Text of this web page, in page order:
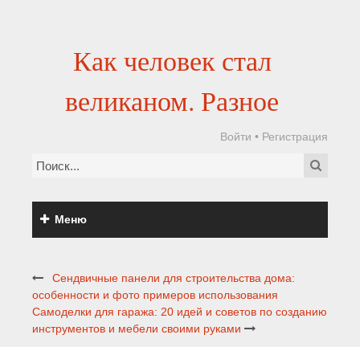
Как человек стал
великаном. Разное
Войти • Регистрация
Меню
Сендвичные панели для строительства дома:
особенности и фото примеров использования
Самоделки для гаража: 20 идей и советов по созданию
инструментов и мебели своими руками